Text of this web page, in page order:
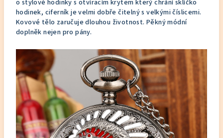
o stylové hodinky s otvíracím krytem který chrání sklíčko
hodinek, ciferník je velmi dobře čitelný s velkými číslicemi.
Kovové tělo zaručuje dlouhou životnost. Pěkný módní
doplněk nejen pro pány.